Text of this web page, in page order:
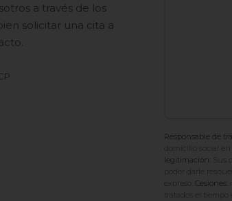
a través de los
solicitar una cita a
Responsable de
domicilio social en
legitimación:
Sus
poder darle
Cesiones:
tratados el tiempo